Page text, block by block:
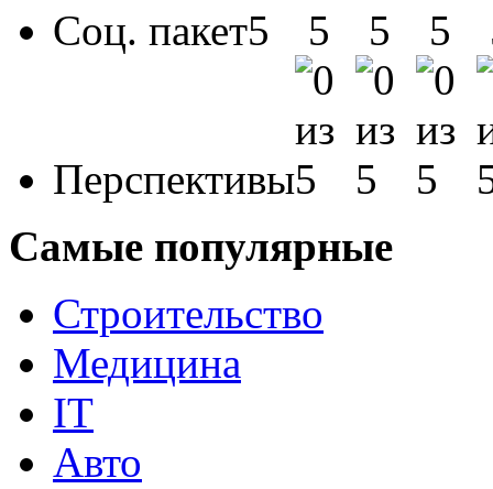
Соц. пакет
Перспективы
Самые популярные
Строительство
Медицина
IT
Авто